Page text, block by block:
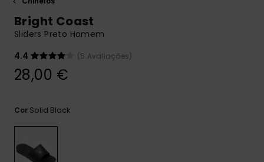
respostas
para as
Bright Coast
Sliders Preto Homem
4.4
(5 Avaliações)
28,00 €
Cor Solid Black